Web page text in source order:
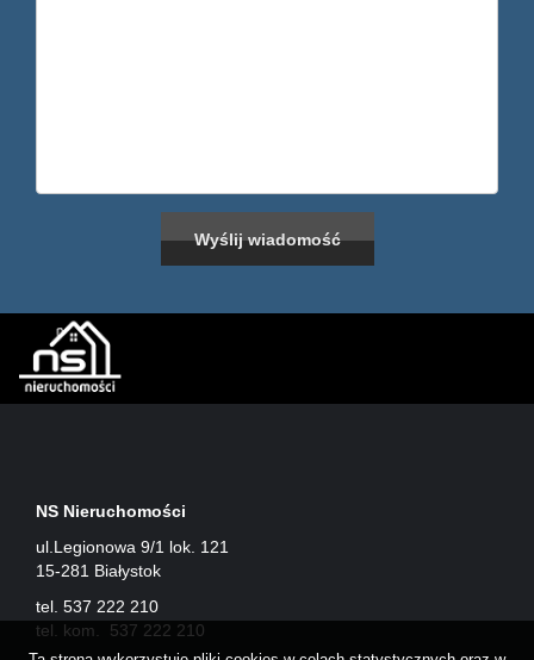
NS Nieruchomości
ul.Legionowa 9/1 lok. 121
15-281 Białystok
tel. 537 222 210
tel. kom. 537 222 210